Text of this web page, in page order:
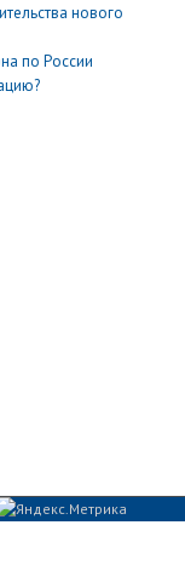
нового
по России